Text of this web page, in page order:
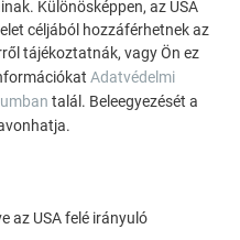
Különösképpen, az USA
céljából hozzáférhetnek az
tájékoztatnák, vagy Ön ez
Adatvédelmi
talál. Beleegyezését a
az USA felé irányuló